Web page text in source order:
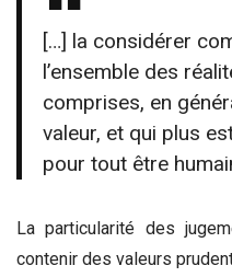
[…] la considérer
l’ensemble des
comprises, en
valeur, et qui plus
pour tout être
La particularité des
contenir des valeurs